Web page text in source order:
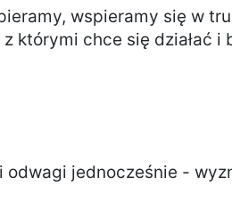
wspieramy się w
którymi chce się działać i
odwagi jednocześnie -